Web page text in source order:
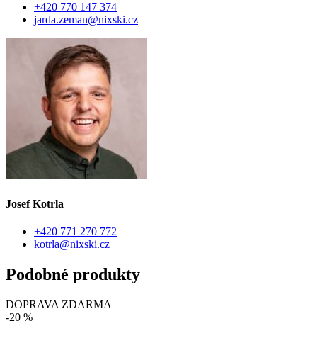
+420 770 147 374
jarda.zeman@nixski.cz
Josef Kotrla
+420 771 270 772
kotrla@nixski.cz
Podobné produkty
DOPRAVA ZDARMA
-20 %